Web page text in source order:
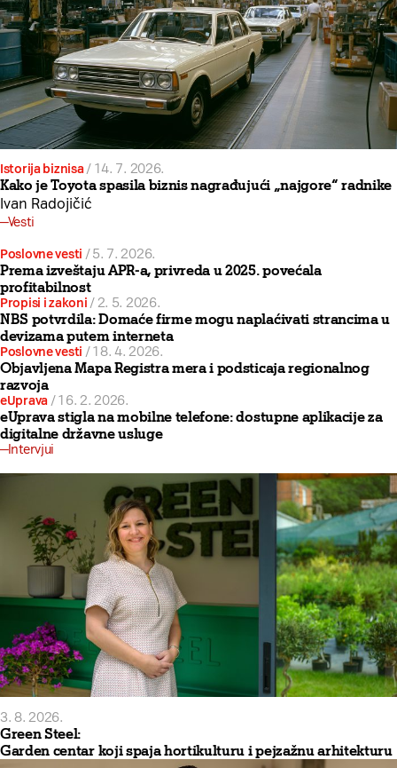
Istorija biznisa / 14. 7. 2026.
Kako je Toyota spasila biznis nagrađujući „najgore“ radnike
Ivan Radojičić
Vesti
Poslovne vesti /5. 7. 2026.
Prema izveštaju APR-a, privreda u 2025. povećala
profitabilnost
Propisi i zakoni /2. 5. 2026.
NBS potvrdila: Domaće firme mogu naplaćivati strancima u
devizama putem interneta
Poslovne vesti /18. 4. 2026.
Objavljena Mapa Registra mera i podsticaja regionalnog
razvoja
eUprava /16. 2. 2026.
eUprava stigla na mobilne telefone: dostupne aplikacije za
digitalne državne usluge
Intervjui
3. 8. 2026.
Green Steel:
Garden centar koji spaja hortikulturu i pejzažnu arhitekturu